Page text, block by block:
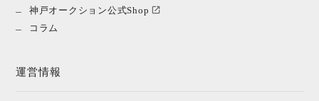
神戸オークション公式Shop
コラム
運営情報